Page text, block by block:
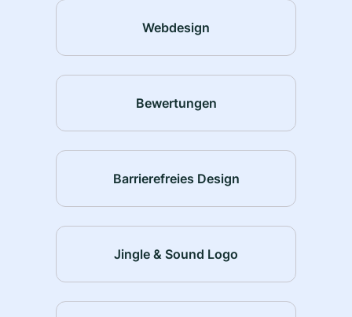
Webdesign
Bewertungen
Barrierefreies Design
Jingle & Sound Logo